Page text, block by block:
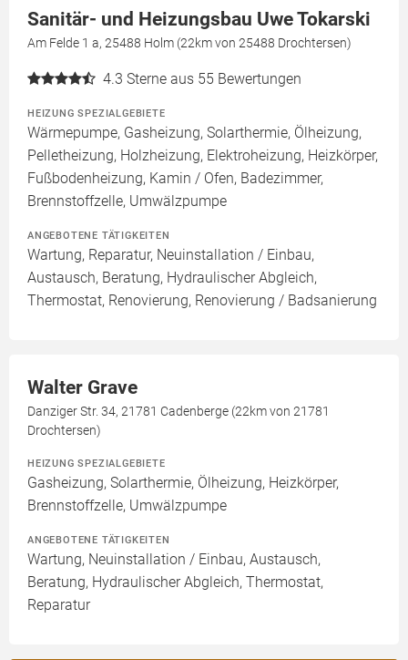
Sanitär- und Heizungsbau Uwe Tokarski
Am Felde 1 a, 25488 Holm (22km von 25488 Drochtersen)
4.3 Sterne aus 55 Bewertungen
HEIZUNG SPEZIALGEBIETE
Wärmepumpe, Gasheizung, Solarthermie, Ölheizung,
Pelletheizung, Holzheizung, Elektroheizung, Heizkörper,
Fußbodenheizung, Kamin / Ofen, Badezimmer,
Brennstoffzelle, Umwälzpumpe
ANGEBOTENE TÄTIGKEITEN
Wartung, Reparatur, Neuinstallation / Einbau,
Austausch, Beratung, Hydraulischer Abgleich,
Thermostat, Renovierung, Renovierung / Badsanierung
Walter Grave
Danziger Str. 34, 21781 Cadenberge (22km von 21781
Drochtersen)
HEIZUNG SPEZIALGEBIETE
Gasheizung, Solarthermie, Ölheizung, Heizkörper,
Brennstoffzelle, Umwälzpumpe
ANGEBOTENE TÄTIGKEITEN
Wartung, Neuinstallation / Einbau, Austausch,
Beratung, Hydraulischer Abgleich, Thermostat,
Reparatur